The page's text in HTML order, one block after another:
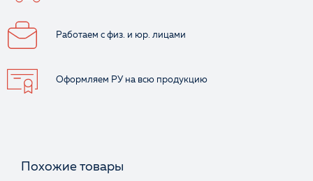
Работаем с физ. и юр. лицами
Оформляем РУ на всю продукцию
Похожие товары